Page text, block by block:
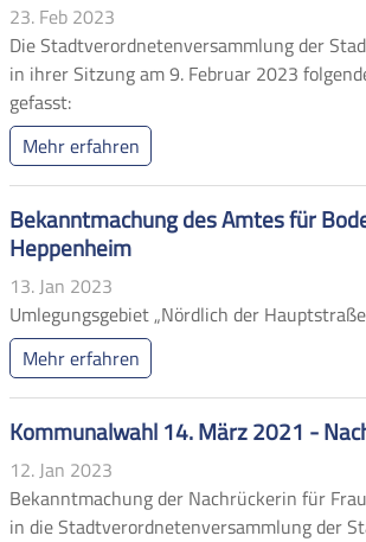
23. Feb 2023
Die Stadtverordnetenversammlung der
in ihrer Sitzung am 9. Februar 2023
gefasst:
Mehr erfahren
Bekanntmachung des Amtes für
Heppenheim
13. Jan 2023
Umlegungsgebiet „Nördlich der
Mehr erfahren
Kommunalwahl 14. März 2021 -
12. Jan 2023
Bekanntmachung der Nachrückerin für
in die Stadtverordnetenversammlung der